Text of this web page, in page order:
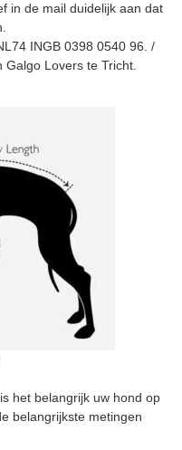
in de mail duidelijk aan dat
INGB 0398 0540 96. /
Galgo Lovers te Tricht.
het belangrijk uw hond op
belangrijkste metingen